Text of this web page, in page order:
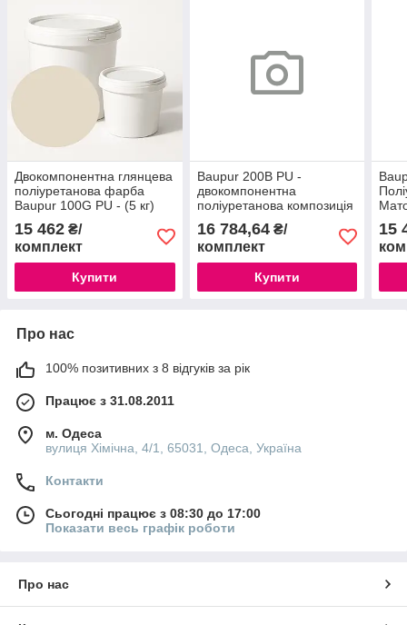
Двокомпонентна глянцева
поліуретанова фарба
Baupur 100G PU - (5 кг)
15 462 ₴/
комплект
Купити
Baupur 200B PU -
двокомпонентна
поліуретанова композиція
RAL7037
16 784,64₴/
комплект
Купити
15
Про нас
100% позитивних з 8 відгуків за рік
Працює з 31.08.2011
м. Одеса
вулиця Хімічна, 4/1, 65031, Одеса, Україна
Контакти
Сьогодні працює з 08:30 до 17:00
Показати весь графік роботи
Про нас